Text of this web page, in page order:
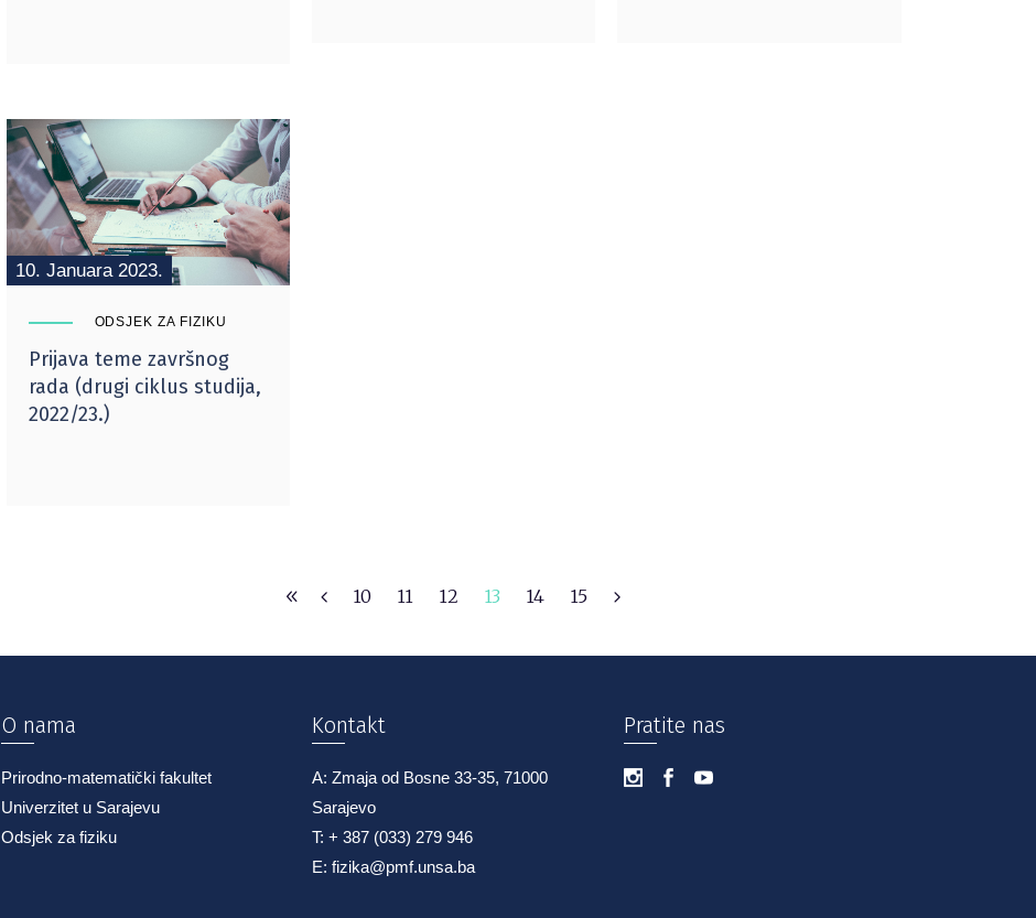
10. Januara 2023.
ODSJEK ZA FIZIKU
Prijava teme završnog
rada (drugi ciklus studija,
2022/23.)
10 11 12 13 14 15
O nama
Prirodno-matematički fakultet
Univerzitet u Sarajevu
Odsjek za fiziku
Kontakt
A: Zmaja od Bosne 33-35, 71000
Sarajevo
T: + 387 (033) 279 946
E: fizika@pmf.unsa.ba
Pratite nas